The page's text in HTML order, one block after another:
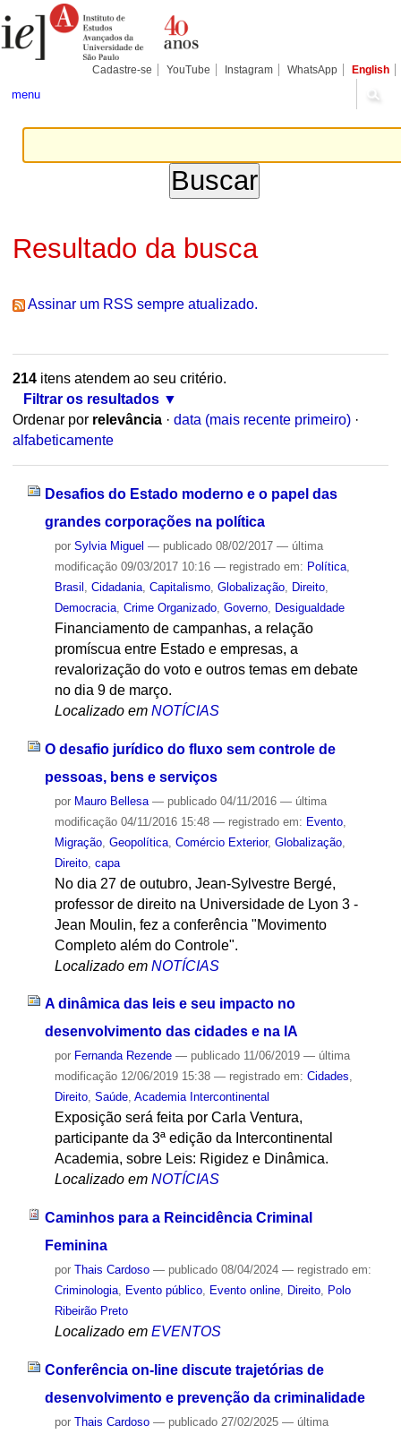
para
conteúdo.
Pessoais
Cadastre-se YouTube Instagram WhatsApp English
menu
Resultado da busca
Assinar um RSS sempre atualizado.
214itens atendem ao seu critério.
Filtrar os resultados
Ordenar por relevância · data (mais recente primeiro) ·
alfabeticamente
Desafios do Estado moderno e o papel das
grandes corporações na política
por Sylvia Miguel — publicado08/02/2017 — última
modificação09/03/2017 10:16 — registrado em: Política,
Brasil
Cidadania, Capitalismo, Globalização, Direito,
Democracia, Crime Organizado, Governo, Desigualdade
Financiamento de campanhas, a relação
promíscua entre Estado e empresas, a
revalorização do voto e outros temas em debate
no dia 9 de março.
Localizado em NOTÍCIAS
O desafio jurídico do fluxo sem controle de
pessoas, bens e serviços
por Mauro Bellesa — publicado04/11/2016 — última
modificação04/11/2016 15:48 — registrado em: Evento,
Migração, Geopolítica, Comércio Exterior, Globalização,
Direito, capa
No dia 27 de outubro, Jean-Sylvestre Bergé,
professor de direito na Universidade de Lyon 3 -
Jean Moulin, fez a conferência "Movimento
Completo além do Controle".
Localizado em NOTÍCIAS
A dinâmica das leis e seu impacto no
desenvolvimento das cidades e na IA
por Fernanda Rezende — publicado11/06/2019 — última
modificação12/06/2019 15:38 — registrado em: Cidades,
Direito, Saúde, Academia Intercontinental
Exposição será feita por Carla Ventura,
participante da 3ª edição da Intercontinental
Academia, sobre Leis: Rigidez e Dinâmica.
Localizado em NOTÍCIAS
Caminhos para a Reincidência Criminal
Feminina
por Thais Cardoso — publicado08/04/2024 — registrado em:
Criminologia, Evento público, Evento online, Direito, Polo
Ribeirão Preto
Localizado em EVENTOS
Conferência on-line discute trajetórias de
desenvolvimento e prevenção da criminalidade
por Thais Cardoso — publicado27/02/2025 — última